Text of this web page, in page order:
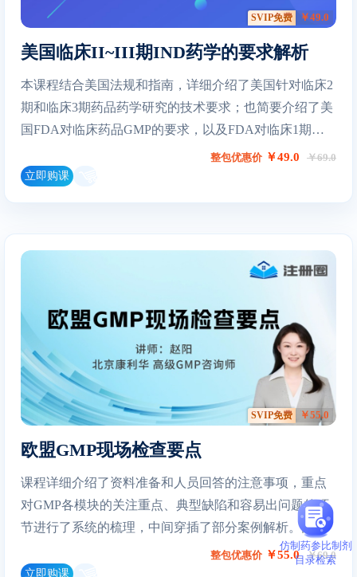
SVIP免费 ￥49.0
美国临床II~III期IND药学的要求解析
本课程结合美国法规和指南，详细介绍了美国针对临床2
期和临床3期药品药学研究的技术要求；也简要介绍了美
国FDA对临床药品GMP的要求，以及FDA对临床1期药
品药学研究的大概要求。针对临床2期和3期药品药学研
究要求，课程根据指南脉络，介绍了一般信息、工艺要
整包优惠价 ￥49.0
￥69.0
立即购课
SVIP免费 ￥55.0
欧盟GMP现场检查要点
课程详细介绍了资料准备和人员回答的注意事项，重点
对GMP各模块的关注重点、典型缺陷和容易出问题的环
节进行了系统的梳理，中间穿插了部分案例解析。同时
分享了整改回复的策略和技巧。对企业更好的理解官方
的检查要点以便做好充分迎检准备，具有很好的参考价
整包优惠价 ￥55.0 ￥69.0
立即购课
仿制药参比制剂
目录检索